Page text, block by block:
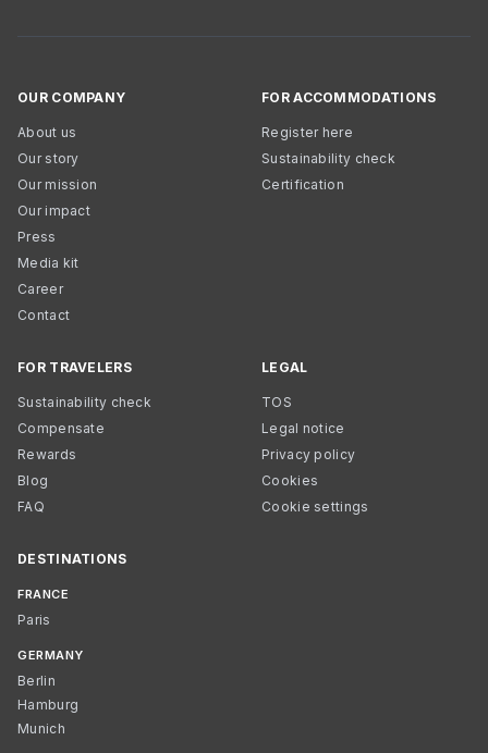
OUR COMPANY
About us
Our story
Our mission
Our impact
Press
Media kit
Career
Contact
FOR ACCOMMODATIONS
Register here
Sustainability check
Certification
FOR TRAVELERS
Sustainability check
Compensate
Rewards
Blog
FAQ
LEGAL
TOS
Legal notice
Privacy policy
Cookies
Cookie settings
DESTINATIONS
FRANCE
Paris
GERMANY
Berlin
Hamburg
Munich